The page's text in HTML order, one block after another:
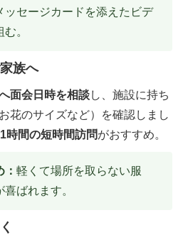
ッセージカードを添えたビデ
。
族へ
面会日時を相談し、施設に持ち
花のサイズなど）を確認しまし
時間の短時間訪問がおすすめ。
：軽くて場所を取らない服
喜ばれます。